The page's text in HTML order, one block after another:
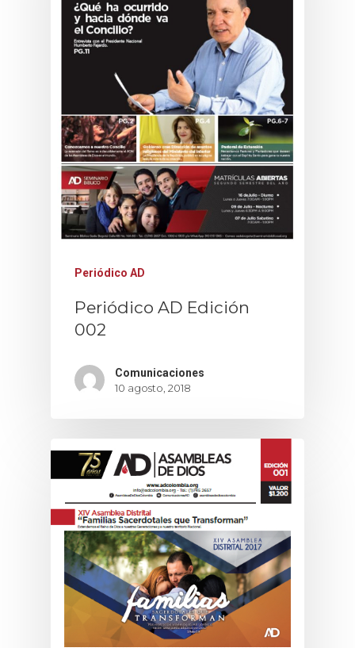
Periódico AD
Periódico AD Edición
002
Comunicaciones
10 agosto, 2018
Pastoral Mujeres En
Pastoral Juvenil Revive
Pastoral HDM
LOGIN